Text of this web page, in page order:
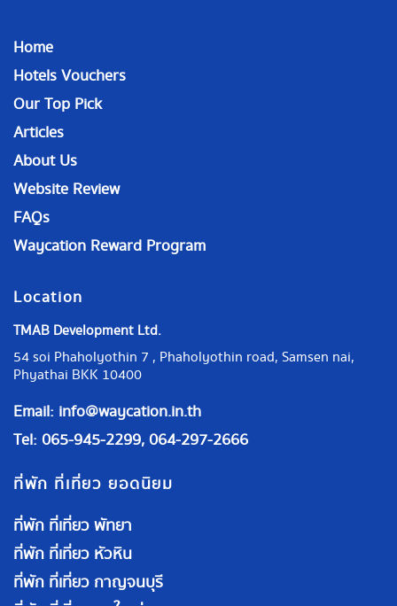
Home
Hotels Vouchers
Our Top Pick
Articles
About Us
Website Review
FAQs
Waycation Reward Program
Location
TMAB Development Ltd.
54 soi Phaholyothin 7 , Phaholyothin road, Samsen nai,
Phyathai BKK 10400
Email: info@waycation.in.th
Tel: 065-945-2299, 064-297-2666
ที่พัก ที่เที่ยว ยอดนิยม
ที่พัก ที่เที่ยว พัทยา
ที่พัก ที่เที่ยว หัวหิน
ที่พัก ที่เที่ยว กาญจนบุรี